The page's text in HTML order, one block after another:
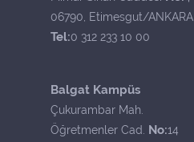
06790, Etimesgut/ANKARA
Tel:0 312 233 10 00
Balgat Kampüs
Çukurambar Mah.
Öğretmenler Cad. No:14